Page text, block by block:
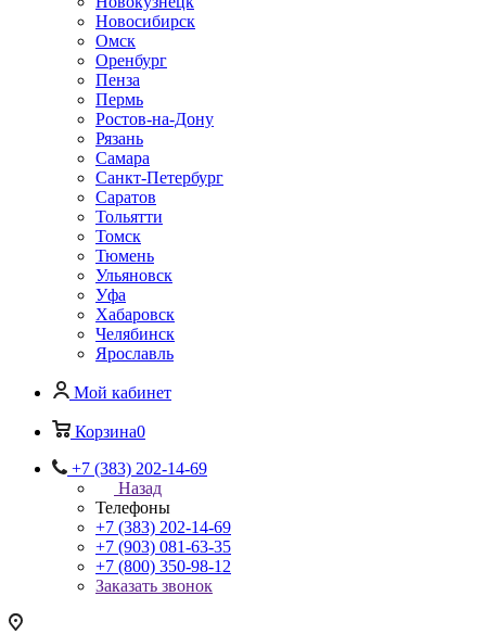
Новосибирск
Омск
Оренбург
Пенза
Пермь
Ростов-на-Дону
Рязань
Самара
Санкт-Петербург
Саратов
Тольятти
Томск
Тюмень
Ульяновск
Уфа
Хабаровск
Челябинск
Ярославль
Мой кабинет
Корзина0
+7 (383) 202-14-69
Назад
Телефоны
+7 (383) 202-14-69
+7 (903) 081-63-35
+7 (800) 350-98-12
Заказать звонок